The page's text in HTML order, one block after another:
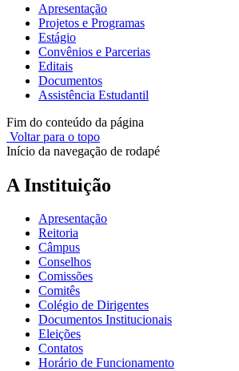
Apresentação
Projetos e Programas
Estágio
Convênios e Parcerias
Editais
Documentos
Assistência Estudantil
Fim do conteúdo da página
Voltar para o topo
Início da navegação de rodapé
A Instituição
Apresentação
Reitoria
Câmpus
Conselhos
Comissões
Comitês
Colégio de Dirigentes
Documentos Institucionais
Eleições
Contatos
Horário de Funcionamento